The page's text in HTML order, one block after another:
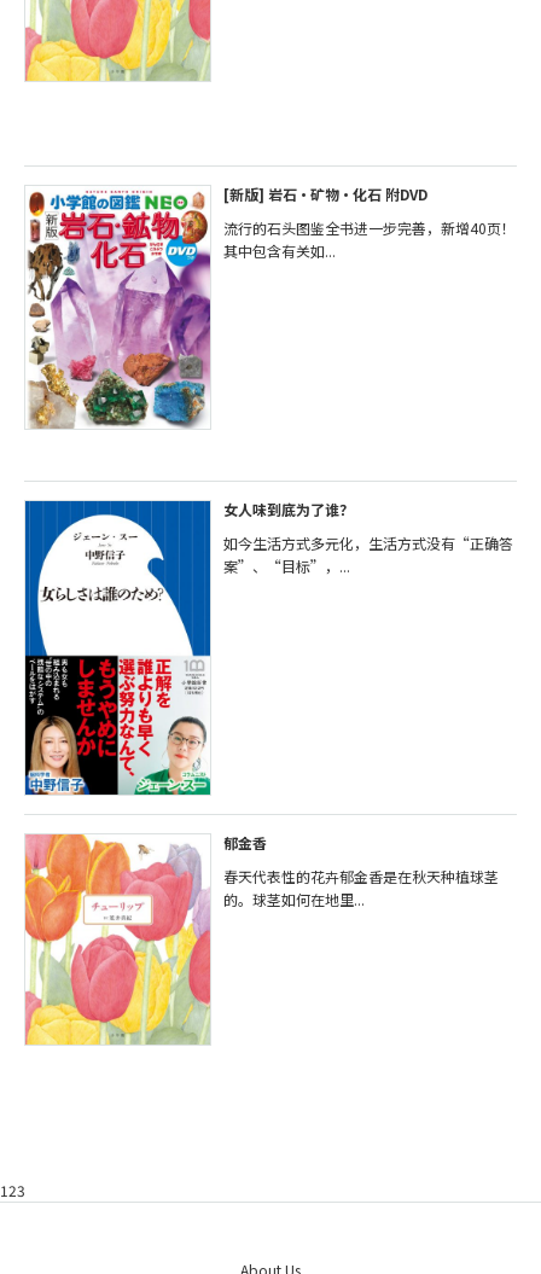
[新版] 岩石・矿物・化石 附DVD
流行的石头图鉴全书进一步完善，新增40页！
其中包含有关如...
女人味到底为了谁？
如今生活方式多元化，生活方式没有“正确答
案”、“目标”，...
郁金香
春天代表性的花卉郁金香是在秋天种植球茎
的。球茎如何在地里...
123